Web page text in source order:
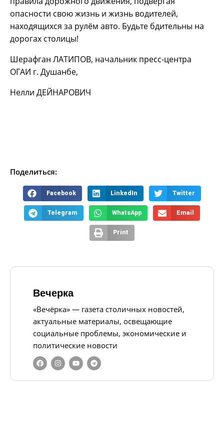
опасности свою жизнь и жизнь водителей,
находящихся за рулём авто. Будьте бдительны на
дорогах столицы!
Шерафган ЛАТИПОВ, начальник пресс-центра
ОГАИ г. Душанбе,
Нелли ДЕЙНАРОВИЧ
Поделиться:
Facebook LinkedIn Twitter
Telegram WhatsApp Email
Print
Вечерка
«Вечёрка» — газета столичных новостей,
актуальные материалы, освещающие
социальные проблемы, экономические и
политические новости